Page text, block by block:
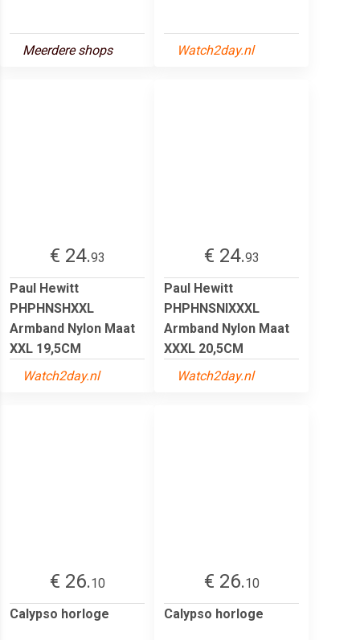
Meerdere shops Watch2day.nl
€ 24.93
Paul Hewitt
PHPHNSHXXL
Armband Nylon Maat
XXL 19,5CM
Watch2day.nl
€ 24.93
Paul Hewitt
PHPHNSNIXXXL
Armband Nylon Maat
XXXL 20,5CM
Watch2day.nl
€ 26.10
Calypso horloge
€ 26.10
Calypso horloge